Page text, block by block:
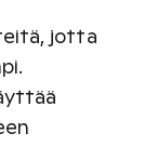
€/h, 15
jotta